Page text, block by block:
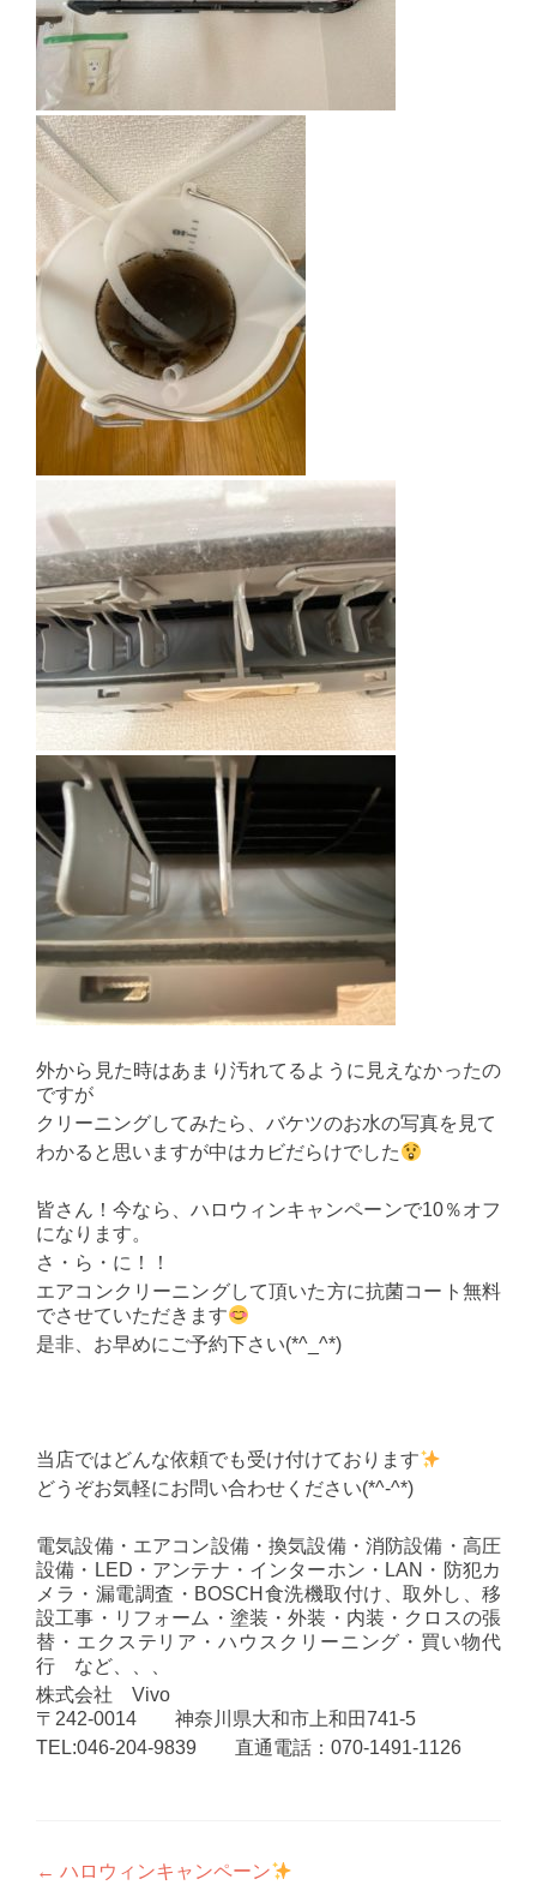
外から見た時はあまり汚れてるように見えなかったの
ですが
クリーニングしてみたら、バケツのお水の写真を見て
わかると思いますが中はカビだらけでした
皆さん！今なら、ハロウィンキャンペーンで10％オフ
になります。
さ・ら・に！！
エアコンクリーニングして頂いた方に抗菌コート無料
でさせていただきます
是非、お早めにご予約下さい(*^_^*)
当店ではどんな依頼でも受け付けております
どうぞお気軽にお問い合わせください(*^-^*)
電気設備・エアコン設備・換気設備・消防設備・高圧
設備・LED・アンテナ・インターホン・LAN・防犯カ
メラ・漏電調査・BOSCH食洗機取付け、取外し、移
設工事・リフォーム・塗装・外装・内装・クロスの張
替・エクステリア・ハウスクリーニング・買い物代
行 など、、、
株式会社 Vivo
〒242-0014 神奈川県大和市上和田741-5
TEL:046-204-9839 直通電話：070-1491-1126
投
← ハロウィンキャンペーン